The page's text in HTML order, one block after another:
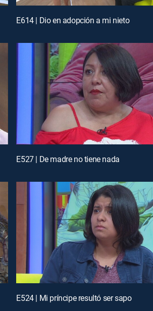
E614 | Dio en adopción a mi nieto
E527 | De madre no tiene nada
E524 | Mi príncipe resultó ser sapo